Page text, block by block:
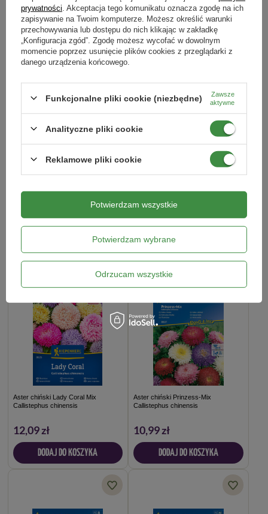
DODAJ DO KOSZYKA DODAJ DO KOSZYKA
DODAJ DO KOSZYKA
19,79 zł
Aster chiński Lady Coral Mix
Callistephus chinensis
12,09 zł
DODAJ DO KOSZYKA
Aster chiński Prinzess-Mix
Callistephus chinensis
10,99 zł
DODAJ DO KOSZYKA
prywatności . Akceptacja tego komunikatu oznacza zgodę na ich
zapisywanie na Twoim komputerze. Możesz określić warunki
przechowywania lub dostępu do nich klikając w zakładkę
„Konfiguracja zgód”. Zgodę możesz wycofać w dowolnym
momencie poprzez usunięcie plików cookies z przeglądarki z
danego urządzenia końcowego.
Funkcjonalne pliki cookie (niezbędne)
Zawsze
aktywne
Analityczne pliki cookie
Reklamowe pliki cookie
Potwierdzam wybrane
Odrzucam wszystkie
Potwierdzam wszystkie